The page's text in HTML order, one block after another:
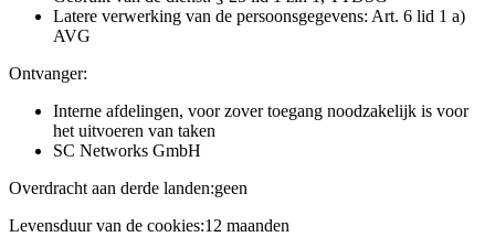
Latere verwerking van de persoonsgegevens: Art. 6 lid 1 a)
AVG
Ontvanger:
Interne afdelingen, voor zover toegang noodzakelijk is voor
het uitvoeren van taken
SC Networks GmbH
Overdracht aan derde landen:geen
Levensduur van de cookies:12 maanden